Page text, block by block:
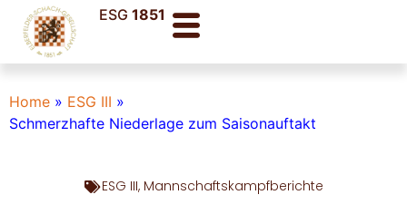
ESG1851
Home » ESG III »
Schmerzhafte Niederlage zum Saisonauftakt
ESG III, Mannschaftskampfberichte